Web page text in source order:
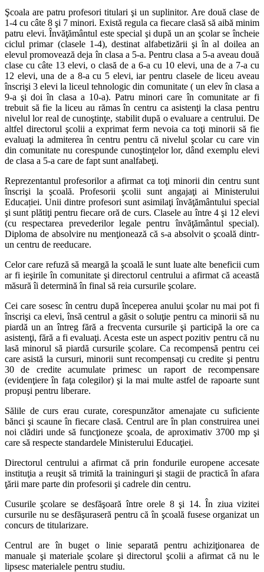
Şcoala are patru profesori titulari şi un suplinitor. Are două clase de
1-4 cu câte 8 şi 7 minori. Există regula ca fiecare clasă să aibă minim
patru elevi. Învăţământul este special şi după un an şcolar se încheie
ciclul primar (clasele 1-4), destinat alfabetizării şi în al doilea an
elevul promovează deja în clasa a 5-a. Pentru clasa a 5-a aveau două
clase cu câte 13 elevi, o clasă de a 6-a cu 10 elevi, una de a 7-a cu
12 elevi, una de a 8-a cu 5 elevi, iar pentru clasele de liceu aveau
înscrişi 3 elevi la liceul tehnologic din comunitate ( un elev în clasa a
9-a şi doi în clasa a 10-a). Patru minori care în comunitate ar fi
trebuit să fie la liceu au rămas în centru ca asistenţi la clasa pentru
nivelul lor real de cunoştinţe, stabilit după o evaluare a centrului. De
altfel directorul şcolii a exprimat ferm nevoia ca toţi minorii să fie
evaluaţi la admiterea în centru pentru că nivelul şcolar cu care vin
din comunitate nu corespunde cunoştinţelor lor, dând exemplu elevi
de clasa a 5-a care de fapt sunt analfabeţi.
Reprezentantul profesorilor a afirmat ca toţi minorii din centru sunt
înscrişi la şcoală. Profesorii şcolii sunt angajaţi ai Ministerului
Educației. Unii dintre profesori sunt asimilaţi învăţământului special
şi sunt plătiţi pentru fiecare oră de curs. Clasele au între 4 şi 12 elevi
(cu respectarea prevederilor legale pentru învăţământul special).
Diploma de absolvire nu menţionează că s-a absolvit o şcoală dintr-
un centru de reeducare.
Celor care refuză să meargă la şcoală le sunt luate alte beneficii cum
ar fi ieşirile în comunitate şi directorul centrului a afirmat că această
măsură îi determină în final să reia cursurile şcolare.
Cei care sosesc în centru după începerea anului şcolar nu mai pot fi
înscrişi ca elevi, însă centrul a găsit o soluţie pentru ca minorii să nu
piardă un an întreg fără a frecventa cursurile şi participă la ore ca
asistenţi, fără a fi evaluaţi. Acesta este un aspect pozitiv pentru că nu
lasă minorul să piardă cursurile şcolare. Ca recompensă pentru cei
care asistă la cursuri, minorii sunt recompensaţi cu credite şi pentru
30 de credite acumulate primesc un raport de recompensare
(evidenţiere în faţa colegilor) şi la mai multe astfel de rapoarte sunt
propuşi pentru liberare.
Sălile de curs erau curate, corespunzător amenajate cu suficiente
bănci şi scaune în fiecare clasă. Centrul are în plan construirea unei
noi clădiri unde să funcţioneze şcoala, de aproximativ 3700 mp şi
care să respecte standardele Ministerului Educaţiei.
Directorul centrului a afirmat că prin fondurile europene accesate
instituţia a reuşit să trimită la traininguri şi stagii de practică în afara
ţării mare parte din profesorii şi cadrele din centru.
Cusurile şcolare se desfăşoară între orele 8 şi 14. În ziua vizitei
cursurile nu se desfăşuraseră pentru că în şcoală fusese organizat un
concurs de titularizare.
Centrul are în buget o linie separată pentru achiziţionarea de
manuale şi materiale şcolare şi directorul şcolii a afirmat că nu le
lipsesc materialele pentru studiu.